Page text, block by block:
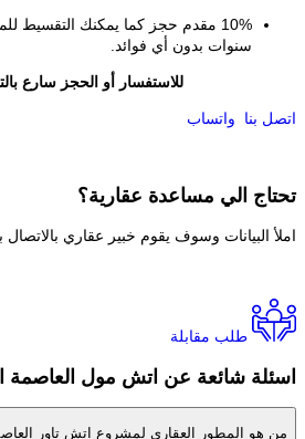
سنوات بدون أي فوائد.
للاستفسار أو الحجز سارع
بنا واتساب
الي مساعدة عقارية؟
البيانات وسوف يقوم خبير عقاري بالاتصال بك
طلب مقابلة
شائعة عن اتش مول العاصمة
المطور العقاري لمشروع اتش تاور العاصمة